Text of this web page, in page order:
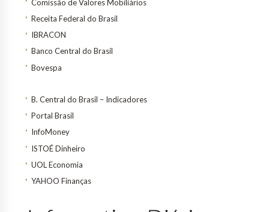
Comissão de Valores Mobiliários
Receita Federal do Brasil
IBRACON
Banco Central do Brasil
Bovespa
B. Central do Brasil – Indicadores
Portal Brasil
InfoMoney
ISTOÉ Dinheiro
UOL Economia
YAHOO Finanças